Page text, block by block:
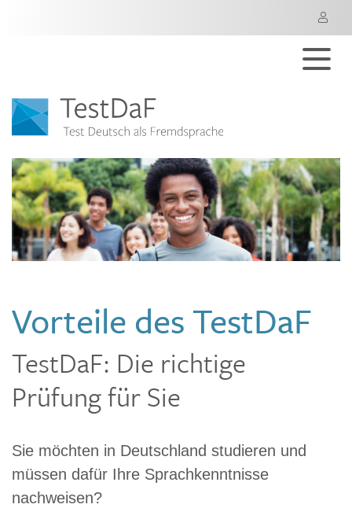
Vorteile des TestDaF
TestDaF: Die richtige
Prüfung für Sie
Sie möchten in Deutschland studieren und
müssen dafür Ihre Sprachkenntnisse
nachweisen?